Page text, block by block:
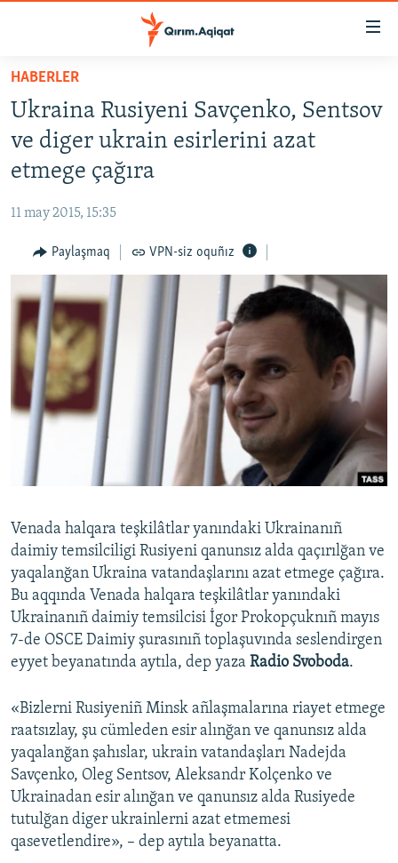
Esas
qaytmaq
Baş
navigatsiyağa
qaytmaq
Qıdıruvğa
qaytmaq
HABERLER
SİYASET
İQTİSADİYAT
MEDENİYET
İNSAN AQLARI
VİDEO
SÜRET
BLOGLAR
FİKİR
Русский
Українською
RFE/RS bütün saytları
HABERLER
Ukraina Rusiyeni Savçenko, Sentsov
ve diger ukrain esirlerini azat
etmege çağıra
11 may 2015, 15:35
Paylaşmaq VPN-siz oquñız
Venada halqara teşkilâtlar yanındaki Ukrainanıñ
daimiy temsilciligi Rusiyeni qanunsız alda qaçırılğan ve
yaqalanğan Ukraina vatandaşlarını azat etmege çağıra.
Bu aqqında Venada halqara teşkilâtlar yanındaki
Ukrainanıñ daimiy temsilcisi İgor Prokopçuknıñ mayıs
7-de OSCE Daimiy şurasınıñ toplaşuvında seslendirgen
eyyet beyanatında aytıla, dep yaza Radio Svoboda.
«Bizlerni Rusiyeniñ Minsk añlaşmalarına riayet etmege
raatsızlay, şu cümleden esir alınğan ve qanunsız alda
yaqalanğan şahıslar, ukrain vatandaşları Nadejda
Savçenko, Oleg Sentsov, Aleksandr Kolçenko ve
Ukrainadan esir alınğan ve qanunsız alda Rusiyede
tutulğan diger ukrainlerni azat etmemesi
qasevetlendire», – dep aytıla beyanatta.